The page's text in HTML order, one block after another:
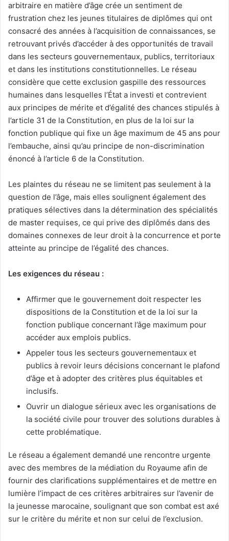
arbitraire en matière d’âge crée un sentiment de
frustration chez les jeunes titulaires de diplômes qui ont
consacré des années à l’acquisition de connaissances, se
retrouvant privés d’accéder à des opportunités de travail
dans les secteurs gouvernementaux, publics, territoriaux
et dans les institutions constitutionnelles. Le réseau
considère que cette exclusion gaspille des ressources
humaines dans lesquelles l’État a investi et contrevient
aux principes de mérite et d’égalité des chances stipulés à
l’article 31 de la Constitution, en plus de la loi sur la
fonction publique qui fixe un âge maximum de 45 ans pour
l’embauche, ainsi qu’au principe de non-discrimination
énoncé à l’article 6 de la Constitution.
Les plaintes du réseau ne se limitent pas seulement à la
question de l’âge, mais elles soulignent également des
pratiques sélectives dans la détermination des spécialités
de master requises, ce qui prive des diplômés dans des
domaines connexes de leur droit à la concurrence et porte
atteinte au principe de l’égalité des chances.
Les exigences du réseau :
Affirmer que le gouvernement doit respecter les
dispositions de la Constitution et de la loi sur la
fonction publique concernant l’âge maximum pour
accéder aux emplois publics.
Appeler tous les secteurs gouvernementaux et
publics à revoir leurs décisions concernant le plafond
d’âge et à adopter des critères plus équitables et
inclusifs.
Ouvrir un dialogue sérieux avec les organisations de
la société civile pour trouver des solutions durables à
cette problématique.
Le réseau a également demandé une rencontre urgente
avec des membres de la médiation du Royaume afin de
fournir des clarifications supplémentaires et de mettre en
lumière l’impact de ces critères arbitraires sur l’avenir de
la jeunesse marocaine, soulignant que son combat est axé
sur le critère du mérite et non sur celui de l’exclusion.